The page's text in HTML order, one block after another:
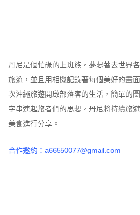
丹尼是個忙碌的上班族，夢想著去世界
旅遊，並且用相機記錄著每個美好的畫
次沖繩旅遊開啟部落客的生活，簡單的
字串連起旅者們的思想，丹尼將持續旅
美食進行分享。
合作邀約：a66550077@gmail.com